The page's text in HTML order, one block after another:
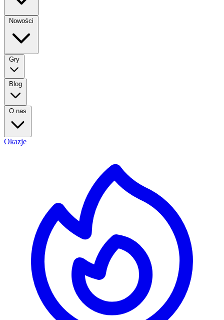
Nowości
Gry
Blog
O nas
Okazje